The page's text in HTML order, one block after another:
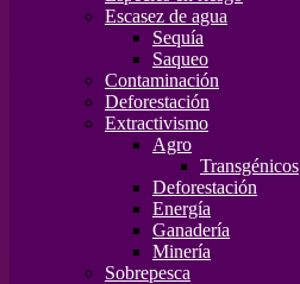
Escasez de agua
Sequía
Saqueo
Contaminación
Deforestación
Extractivismo
Agro
Transgénicos
Deforestación
Energía
Ganadería
Minería
Sobrepesca